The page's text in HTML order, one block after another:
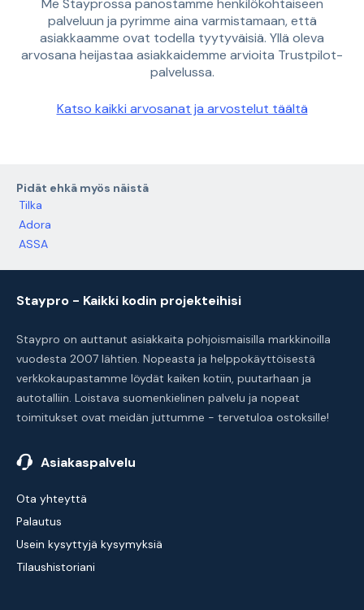
Me Stayprossa panostamme henkilökohtaiseen
palveluun ja pyrimme aina varmistamaan, että
asiakkaamme ovat todella tyytyväisiä. Yllä oleva
arvosana heijastaa asiakkaidemme arvioita Trustpilot-
palvelussa.
Katso kaikki arvosanat ja arvostelut täältä
Pidät ehkä myös näistä
Tilka
Adora
ASSA
Staypro - Kaikki kodin projekteihisi
Staypro on auttanut asiakkaita pohjoismaisilla markkinoilla
vuodesta 2007 lähtien. Nopeasta ja helppokäyttöisestä
verkkokaupastamme löydät kaiken kotiin, puutarhaan ja
autotalliin. Loistava suomenkielinen palvelu ja nopeat
toimitukset ovat meidän juttumme - tervetuloa ostoksille!
Asiakaspalvelu
Ota yhteyttä
Palautus
Usein kysyttyjä kysymyksiä
Tilaushistoriani